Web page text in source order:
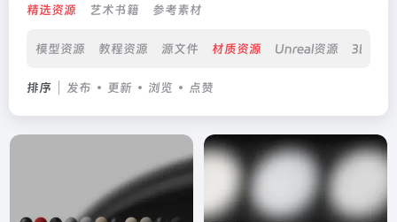
精选资源 艺术书籍 参考素材
模型资源 教程资源 源文件 材质资源 Unreal资源 3D打印
排序 发布 更新 浏览 点赞